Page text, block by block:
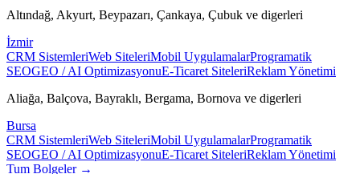
Altındağ, Akyurt, Beypazarı, Çankaya, Çubuk ve digerleri
İzmir
CRM SistemleriWeb SiteleriMobil UygulamalarProgramatik
SEOGEO / AI OptimizasyonuE-Ticaret SiteleriReklam Yönetimi
Aliağa, Balçova, Bayraklı, Bergama, Bornova ve digerleri
Bursa
CRM SistemleriWeb SiteleriMobil UygulamalarProgramatik
SEOGEO / AI OptimizasyonuE-Ticaret SiteleriReklam Yönetimi
Tum Bolgeler →